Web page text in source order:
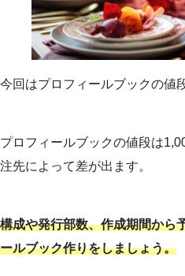
今回はプロフィールブックの値
プロフィールブックの値段は
注先によって差が出ます。
構成や発行部数、作成期間から
ールブック作りをしましょう。